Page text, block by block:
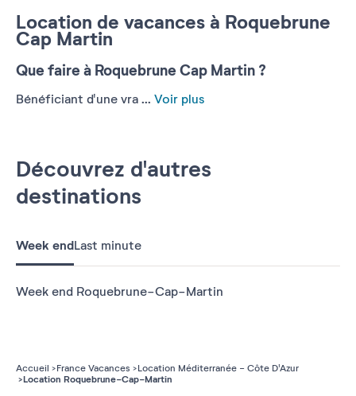
Location de vacances à Roquebrune
Cap Martin
Que faire à Roquebrune Cap Martin ?
Bénéficiant d'une vra ... Voir plus
Découvrez d'autres
destinations
Week endLast minute
Week end Roquebrune-Cap-Martin
Accueil France Vacances Location Méditerranée - Côte D'Azur
Location Roquebrune-Cap-Martin